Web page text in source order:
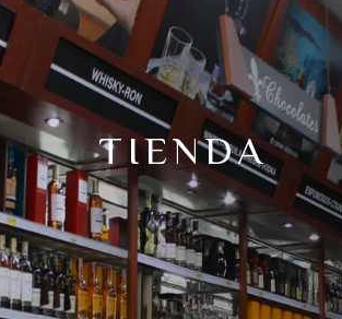
TIENDA